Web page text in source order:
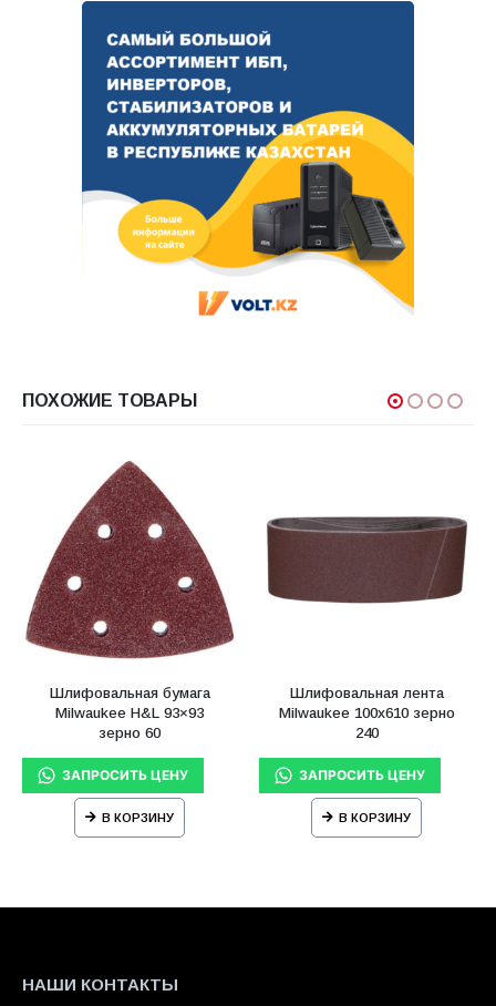
ПОХОЖИЕ ТОВАРЫ
Шлифовальная бумага
Milwaukee H&L 93×93
зерно 60
В КОРЗИНУ
Шлифовальная лента
Milwaukee 100х610 зерно
240
В КОРЗИНУ
НАШИ КОНТАКТЫ